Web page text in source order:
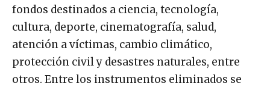
fondos destinados a ciencia, tecnología,
cultura, deporte, cinematografía, salud,
atención a víctimas, cambio climático,
protección civil y desastres naturales, entre
otros. Entre los instrumentos eliminados se